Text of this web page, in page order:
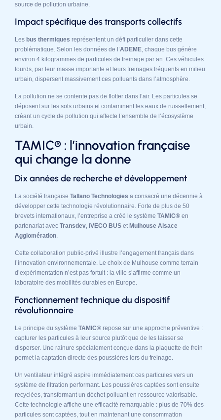
source de pollution urbaine.
Impact spécifique des transports collectifs
Les bus thermiques représentent un défi particulier dans cette
problématique. Selon les données de l’ADEME, chaque bus génère
environ 4 kilogrammes de particules de freinage par an. Ces véhicules
lourds, par leur masse importante et leurs freinages fréquents en milieu
urbain, dispersent massivement ces polluants dans l’atmosphère.
La pollution ne se contente pas de flotter dans l’air. Les particules se
déposent sur les sols urbains et contaminent les eaux de ruissellement,
créant un cycle de pollution qui affecte l’ensemble de l’écosystème
urbain.
TAMIC® : l’innovation française
qui change la donne
Dix années de recherche et développement
La société française Tallano Technologies a consacré une décennie à
développer cette technologie révolutionnaire. Forte de plus de 50
brevets internationaux, l’entreprise a créé le système TAMIC® en
partenariat avec Transdev, IVECO BUS et Mulhouse Alsace
Agglomération.
Cette collaboration public-privé illustre l’engagement français dans
l’innovation environnementale. Le choix de Mulhouse comme terrain
d’expérimentation n’est pas fortuit : la ville s’affirme comme un
laboratoire des mobilités durables en Europe.
Fonctionnement technique du dispositif
révolutionnaire
Le principe du système TAMIC® repose sur une approche préventive :
capturer les particules à leur source plutôt que de les laisser se
disperser. Une rainure spécialement conçue dans la plaquette de frein
permet la captation directe des poussières lors du freinage.
Un ventilateur intégré aspire immédiatement ces particules vers un
système de filtration performant. Les poussières captées sont ensuite
recyclées, transformant un déchet polluant en ressource valorisable.
Cette technologie affiche une efficacité remarquable : plus de 70% des
particules sont captées, tout en maintenant une consommation